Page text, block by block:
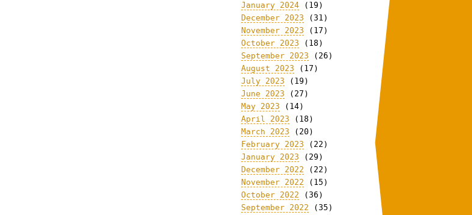
January 2024 (19)
December 2023 (31)
November 2023 (17)
October 2023 (18)
September 2023 (26)
August 2023 (17)
July 2023 (19)
June 2023 (27)
May 2023 (14)
April 2023 (18)
March 2023 (20)
February 2023 (22)
January 2023 (29)
December 2022 (22)
November 2022 (15)
October 2022 (36)
September 2022 (35)